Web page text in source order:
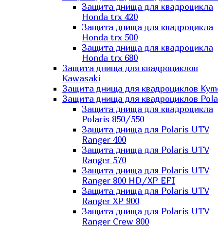
Защита днища для квадроцикла
Honda trx 420
Защита днища для квадроцикла
Honda trx 500
Защита днища для квадроцикла
Honda trx 680
Защита днища для квадроциклов
Kawasaki
Защита днища для квадроциклов
Защита днища для квадроциклов
Защита днища для квадроцикла
Polaris 850/550
Защита днища для Polaris UTV
Ranger 400
Защита днища для Polaris UTV
Ranger 570
Защита днища для Polaris UTV
Ranger 800 HD/XP EFI
Защита днища для Polaris UTV
Ranger XP 900
Защита днища для Polaris UTV
Ranger Сrew 800